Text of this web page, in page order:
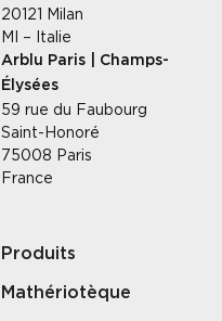
20121 Milan
MI – Italie
Arblu Paris | Champs-
Élysées
59 rue du Faubourg
Saint-Honoré
75008 Paris
France
Produits
Mathériotèque